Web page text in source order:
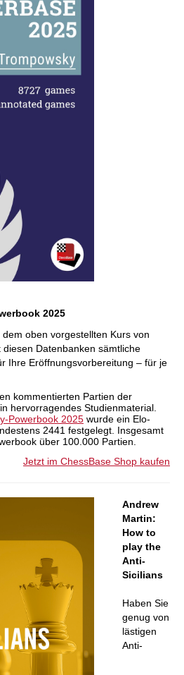
2025
oben vorgestellten Kurs von
Datenbanken sämtliche
Ihre Eröffnungsvorbereitung – für je
kommentierten Partien der
hervorragendes Studienmaterial.
Powerbook 2025 wurde ein Elo-
2441 festgelegt. Insgesamt
über 100.000 Partien.
Jetzt im ChessBase Shop kaufen
Andrew
Martin:
How to
play the
Anti-
Sicilians
Haben Sie
genug von
lästigen
Anti-